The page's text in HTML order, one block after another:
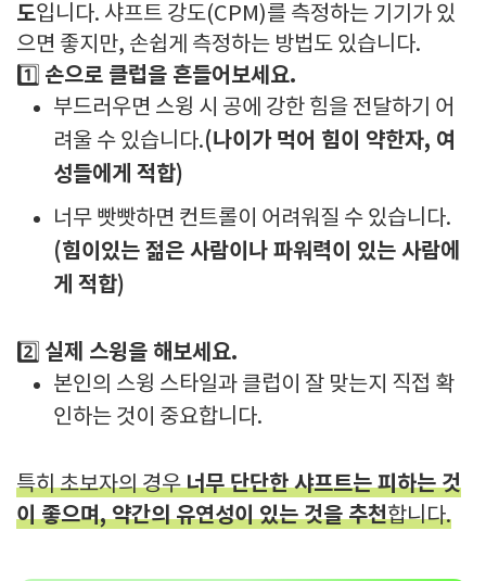
도입니다. 샤프트 강도(CPM)를 측정하는 기기가 있
으면 좋지만, 손쉽게 측정하는 방법도 있습니다.
1️⃣ 손으로 클럽을 흔들어보세요.
부드러우면 스윙 시 공에 강한 힘을 전달하기 어
려울 수 있습니다.(나이가 먹어 힘이 약한자, 여
성들에게 적합)
너무 빳빳하면 컨트롤이 어려워질 수 있습니다.
(힘이있는 젊은 사람이나 파워력이 있는 사람에
게 적합)
2️⃣ 실제 스윙을 해보세요.
본인의 스윙 스타일과 클럽이 잘 맞는지 직접 확
인하는 것이 중요합니다.
특히 초보자의 경우너무 단단한 샤프트는 피하는 것
이 좋으며, 약간의 유연성이 있는 것을 추천합니다.